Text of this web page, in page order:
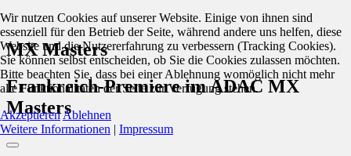
MX Masters
Frankreich-Premiere im ADAC MX
Masters
Wir nutzen Cookies auf unserer Website. Einige von ihnen sind
essenziell für den Betrieb der Seite, während andere uns helfen, diese
Website und die Nutzererfahrung zu verbessern (Tracking Cookies).
Sie können selbst entscheiden, ob Sie die Cookies zulassen möchten.
Bitte beachten Sie, dass bei einer Ablehnung womöglich nicht mehr
alle Funktionalitäten der Seite zur Verfügung stehen.
Akzeptieren Ablehnen
Weitere Informationen | Impressum